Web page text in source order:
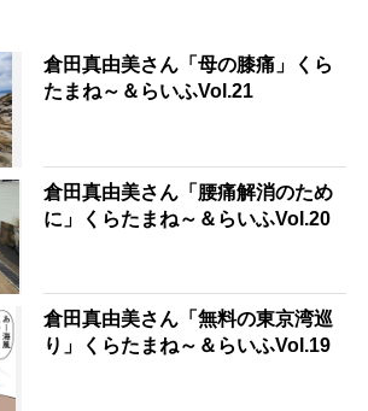
せん
サバイバル術
便利なサービス
倉田真由美さん「母の膝痛」くら
たまね～＆らいふVol.21
倉田真由美さん「腰痛解消のため
に」くらたまね～＆らいふVol.20
倉田真由美さん「無料の東京湾巡
り」くらたまね～＆らいふVol.19